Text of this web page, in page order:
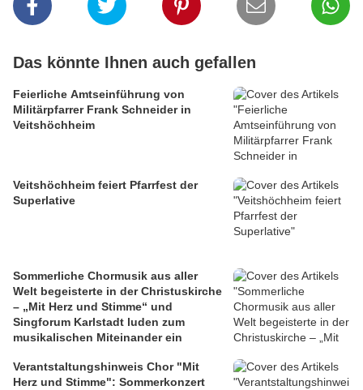
Das könnte Ihnen auch gefallen
Feierliche Amtseinführung von
Militärpfarrer Frank Schneider in
Veitshöchheim
Veitshöchheim feiert Pfarrfest der
Superlative
Sommerliche Chormusik aus aller
Welt begeisterte in der Christuskirche
– „Mit Herz und Stimme“ und
Singforum Karlstadt luden zum
musikalischen Miteinander ein
Verantstaltungshinweis Chor "Mit
Herz und Stimme": Sommerkonzert